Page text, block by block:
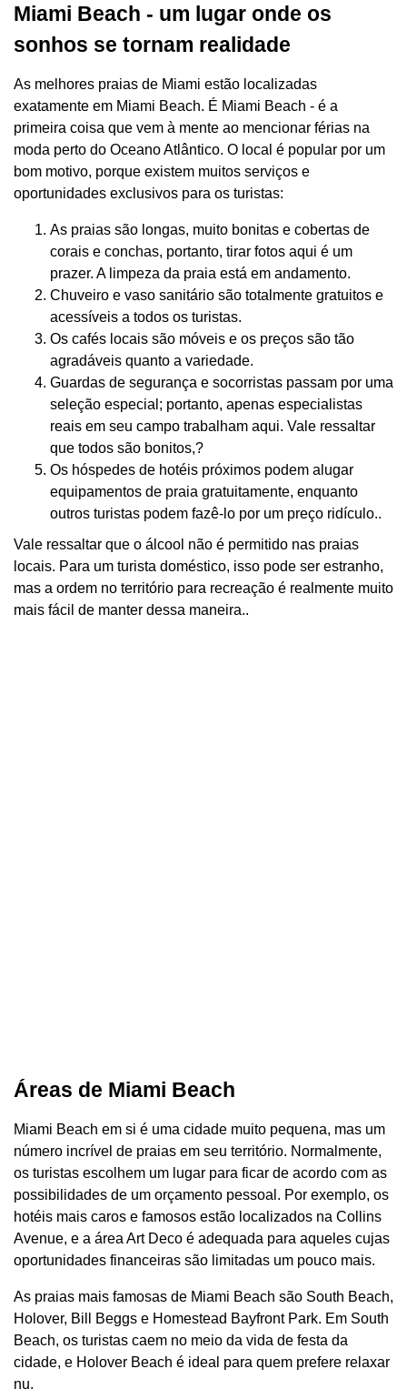
Miami Beach - um lugar onde os
sonhos se tornam realidade
As melhores praias de Miami estão localizadas
exatamente em Miami Beach. É Miami Beach - é a
primeira coisa que vem à mente ao mencionar férias na
moda perto do Oceano Atlântico. O local é popular por um
bom motivo, porque existem muitos serviços e
oportunidades exclusivos para os turistas:
As praias são longas, muito bonitas e cobertas de
corais e conchas, portanto, tirar fotos aqui é um
prazer. A limpeza da praia está em andamento.
Chuveiro e vaso sanitário são totalmente gratuitos e
acessíveis a todos os turistas.
Os cafés locais são móveis e os preços são tão
agradáveis ​​quanto a variedade.
Guardas de segurança e socorristas passam por uma
seleção especial; portanto, apenas especialistas
reais em seu campo trabalham aqui. Vale ressaltar
que todos são bonitos,?
Os hóspedes de hotéis próximos podem alugar
equipamentos de praia gratuitamente, enquanto
outros turistas podem fazê-lo por um preço ridículo..
Vale ressaltar que o álcool não é permitido nas praias
locais. Para um turista doméstico, isso pode ser estranho,
mas a ordem no território para recreação é realmente muito
mais fácil de manter dessa maneira..
Áreas de Miami Beach
Miami Beach em si é uma cidade muito pequena, mas um
número incrível de praias em seu território. Normalmente,
os turistas escolhem um lugar para ficar de acordo com as
possibilidades de um orçamento pessoal. Por exemplo, os
hotéis mais caros e famosos estão localizados na Collins
Avenue, e a área Art Deco é adequada para aqueles cujas
oportunidades financeiras são limitadas um pouco mais.
As praias mais famosas de Miami Beach são South Beach,
Holover, Bill Beggs e Homestead Bayfront Park. Em South
Beach, os turistas caem no meio da vida de festa da
cidade, e Holover Beach é ideal para quem prefere relaxar
nu.